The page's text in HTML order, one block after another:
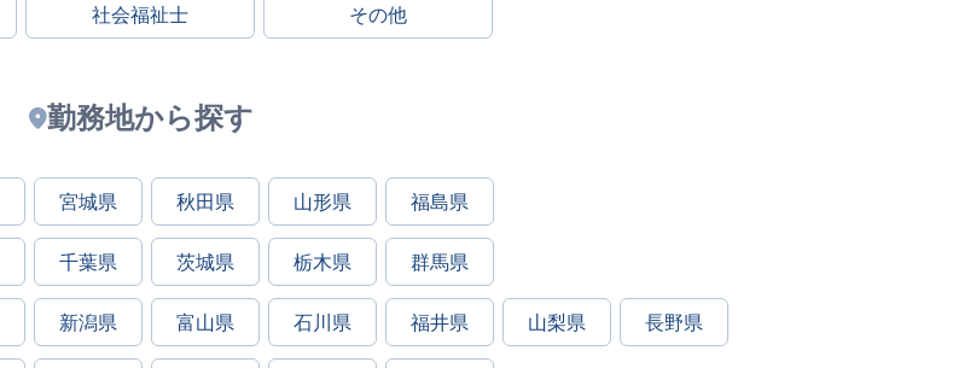
社会福祉士 その他
勤務地から探す
宮城県 秋田県 山形県 福島県
千葉県 茨城県 栃木県 群馬県
新潟県 富山県 石川県 福井県 山梨県 長野県